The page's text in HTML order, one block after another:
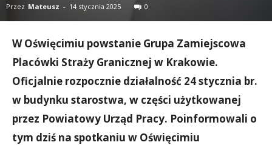
Przez Mateusz - 14 stycznia 2025 0
W Oświęcimiu powstanie Grupa Zamiejscowa
Placówki Straży Granicznej w Krakowie.
Oficjalnie rozpocznie działalność 24 stycznia br.
w budynku starostwa, w części użytkowanej
przez Powiatowy Urząd Pracy. Poinformowali o
tym dziś na spotkaniu w Oświęcimiu